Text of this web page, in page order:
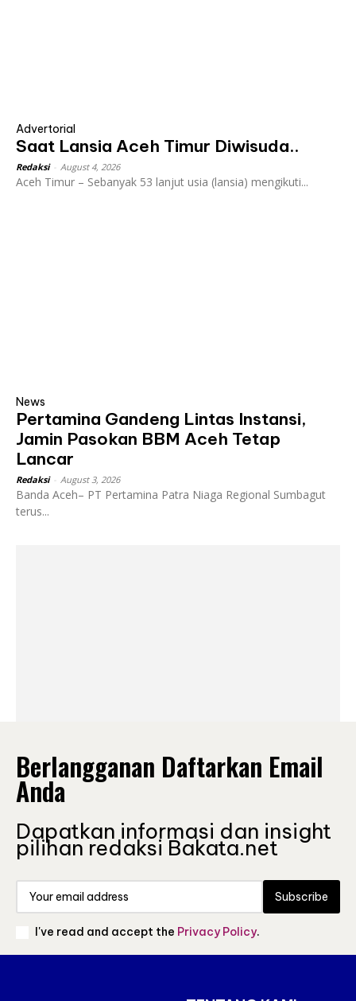
Advertorial
Saat Lansia Aceh Timur Diwisuda..
Redaksi August 4, 2026
Aceh Timur – Sebanyak 53 lanjut usia (lansia) mengikuti...
News
Pertamina Gandeng Lintas Instansi,
Jamin Pasokan BBM Aceh Tetap
Lancar
Redaksi August 3, 2026
Banda Aceh– PT Pertamina Patra Niaga Regional Sumbagut
terus...
Berlangganan Daftarkan Email
Anda
Dapatkan informasi dan insight
pilihan redaksi Bakata.net
Subscribe
I've read and accept the Privacy Policy.